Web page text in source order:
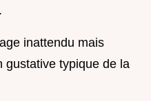
.
inattendu mais
gustative typique de la